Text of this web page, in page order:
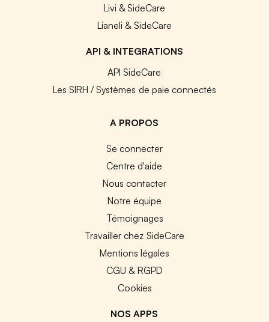
Livi & SideCare
Lianeli & SideCare
API & INTEGRATIONS
API SideCare
Les SIRH / Systèmes de paie connectés
A PROPOS
Se connecter
Centre d'aide
Nous contacter
Notre équipe
Témoignages
Travailler chez SideCare
Mentions légales
CGU & RGPD
Cookies
NOS APPS